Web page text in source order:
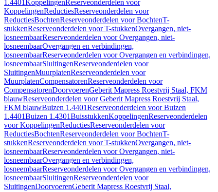
1.4401KoppelingenReserveonderdelen voor
KoppelingenReductiesReserveonderdelen voor
ReductiesBochtenReserveonderdelen voor BochtenT-
stukkenReserveonderdelen voor T-stukkenOvergangen, niet-
losneembaarReserveonderdelen voor Overgangen, niet-
losneembaarOvergangen en verbindingen,
losneembaarReserveonderdelen voor Overgangen en verbindingen,
losneembaarSluitingenReserveonderdelen voor
SluitingenMuurplatenReserveonderdelen voor
MuurplatenCompensatorenReserveonderdelen voor
CompensatorenDoorvoerenGeberit Mapress Roestvrij Staal, FKM
blauwReserveonderdelen voor Geberit Mapress Roestvrij Staal,
FKM blauwBuizen 1.4401Reserveonderdelen voor Buizen
1.4401Buizen 1.4301BuisstukkenKoppelingenReserveonderdelen
voor KoppelingenReductiesReserveonderdelen voor
ReductiesBochtenReserveonderdelen voor BochtenT-
stukkenReserveonderdelen voor T-stukkenOvergangen, niet-
losneembaarReserveonderdelen voor Overgangen, niet-
losneembaarOvergangen en verbindingen,
losneembaarReserveonderdelen voor Overgangen en verbindingen,
losneembaarSluitingenReserveonderdelen voor
SluitingenDoorvoerenGeberit Mapress Roestvrij Staal,